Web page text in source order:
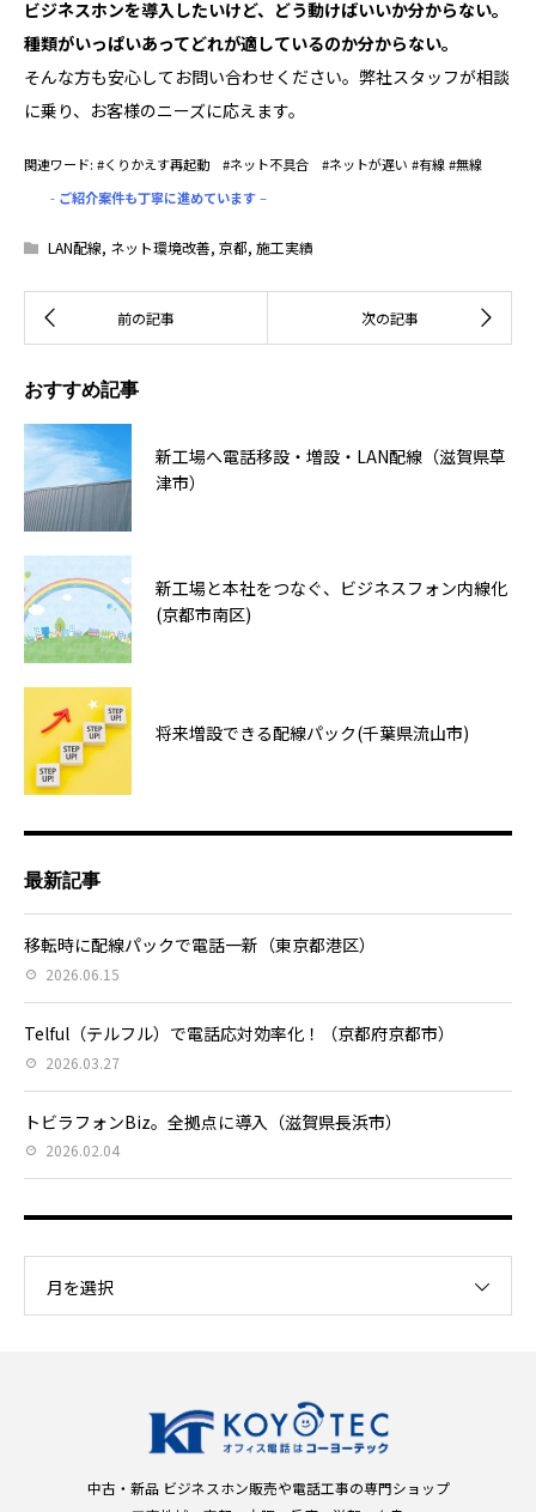
ビジネスホンを導入したいけど、どう動けばいいか分からない。
種類がいっぱいあってどれが適しているのか分からない。
そんな方も安心してお問い合わせください。弊社スタッフが相談
に乗り、お客様のニーズに応えます。
関連ワード: #くりかえす再起動 #ネット不具合 #ネットが遅い #有線 #無線
- ご紹介案件も丁寧に進めています–
LAN配線, ネット環境改善, 京都, 施工実績
おすすめ記事
新工場へ電話移設・増設・LAN配線（滋賀県草
津市）
新工場と本社をつなぐ、ビジネスフォン内線化
(京都市南区)
将来増設できる配線パック(千葉県流山市)
最新記事
移転時に配線パックで電話一新（東京都港区）
2026.06.15
Telful（テルフル）で電話応対効率化！（京都府京都市）
2026.03.27
トビラフォンBiz。全拠点に導入（滋賀県長浜市）
2026.02.04
月を選択
中古・新品 ビジネスホン販売や電話工事の専門ショップ